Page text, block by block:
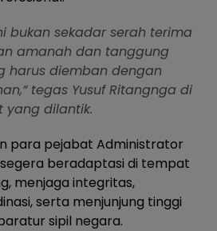
bukan sekadar serah terima
amanah dan tanggung
harus diemban dengan
tegas Yusuf Ritangnga di
dilantik.
para pejabat Administrator
beradaptasi di tempat
menjaga integritas,
serta menjunjung tinggi
sipil negara.